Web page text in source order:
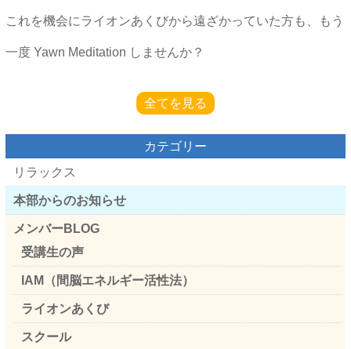
これを機会にライオンあくびから遠ざかっていた方も、もう
一度 Yawn Meditation しませんか？
全てを見る
カテゴリー
リラックス
本部からのお知らせ
メンバーBLOG
受講生の声
IAM（間脳エネルギー活性法）
ライオンあくび
スクール